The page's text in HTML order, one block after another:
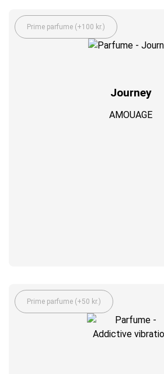
Prime parfume (+100 kr.)
Journey
AMOUAGE
Prime parfume (+50 kr.)